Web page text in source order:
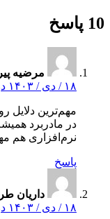
10 پاسخ
مرضیه
۱۸ / دی / ۱۴۰۳ در ۱۹:۰۰
مهم‌ترین دلایل
در مادربرد
نرم‌افزاری هم
پاسخ
داریان
۱۸ / دی / ۱۴۰۳ در ۱۹:۰۰